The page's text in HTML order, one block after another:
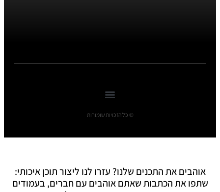
© כל הזכויות שומורות
אוהבים את התכנים שלנו? עזרו לנו ליצור תוכן איכותי:
שתפו את הכתבות שאתם אוהבים עם חברים, בעמודים